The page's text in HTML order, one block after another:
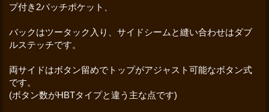
プ付き2パッチポケット、
バックはツータック入り、サイドシームと縫い合わせはダブ
ルステッチです。
両サイドはボタン留めでトップがアジャスト可能なボタン式
です。
(ボタン数がHBTタイプと違う主な点です)